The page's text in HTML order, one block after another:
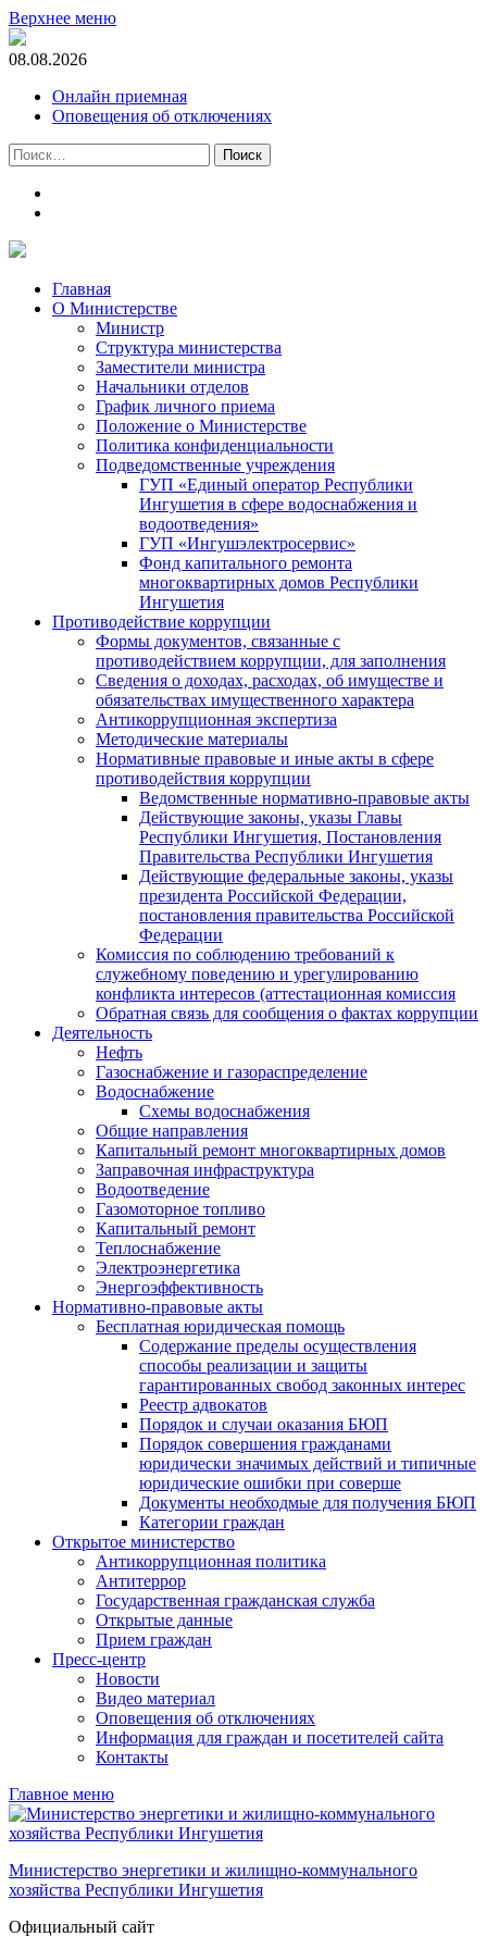
Верхнее меню
08.08.2026
Онлайн приемная
Оповещения об отключениях
Найти:
Главная
О Министерстве
Министр
Cтруктура министерства
Заместители министра
Начальники отделов
График личного приема
Положение о Министерстве
Политика конфиденциальности
Подведомственные учреждения
ГУП «Единый оператор Республики
Ингушетия в сфере водоснабжения и
водоотведения»
ГУП «Ингушэлектросервис»
Фонд капитального ремонта
многоквартирных домов Республики
Ингушетия
Противодействие коррупции
Формы документов, связанные с
противодействием коррупции, для заполнения
Сведения о доходах, расходах, об имуществе и
обязательствах имущественного характера
Антикоррупционная экспертиза
Методические материалы
Нормативные правовые и иные акты в сфере
противодействия коррупции
Ведомственные нормативно-правовые акты
Действующие законы, указы Главы
Республики Ингушетия, Постановления
Правительства Республики Ингушетия
Действующие федеральные законы, указы
президента Российской Федерации,
постановления правительства Российской
Федерации
Комиссия по соблюдению требований к
служебному поведению и урегулированию
конфликта интересов (аттестационная комиссия
Обратная связь для сообщения о фактах коррупции
Деятельность
Нефть
Газоснабжение и газораспределение
Водоснабжение
Схемы водоснабжения
Общие направления
Капитальный ремонт многоквартирных домов
Заправочная инфраструктура
Водоотведение
Газомоторное топливо
Капитальный ремонт
Теплоснабжение
Электроэнергетика
Энергоэффективность
Нормативно-правовые акты
Бесплатная юридическая помощь
Содержание пределы осуществления
способы реализации и защиты
гарантированных свобод законных интерес
Реестр адвокатов
Порядок и случаи оказания БЮП
Порядок совершения гражданами
юридически значимых действий и типичные
юридические ошибки при соверше
Документы необходмые для получения БЮП
Категории граждан
Открытое министерство
Антикоррупционная политика
Антитеррор
Государственная гражданская служба
Открытые данные
Прием граждан
Пресс-центр
Новости
Видео материал
Оповещения об отключениях
Информация для граждан и посетителей сайта
Контакты
Главное меню
Министерство энергетики и жилищно-коммунального
хозяйства Республики Ингушетия
Официальный сайт